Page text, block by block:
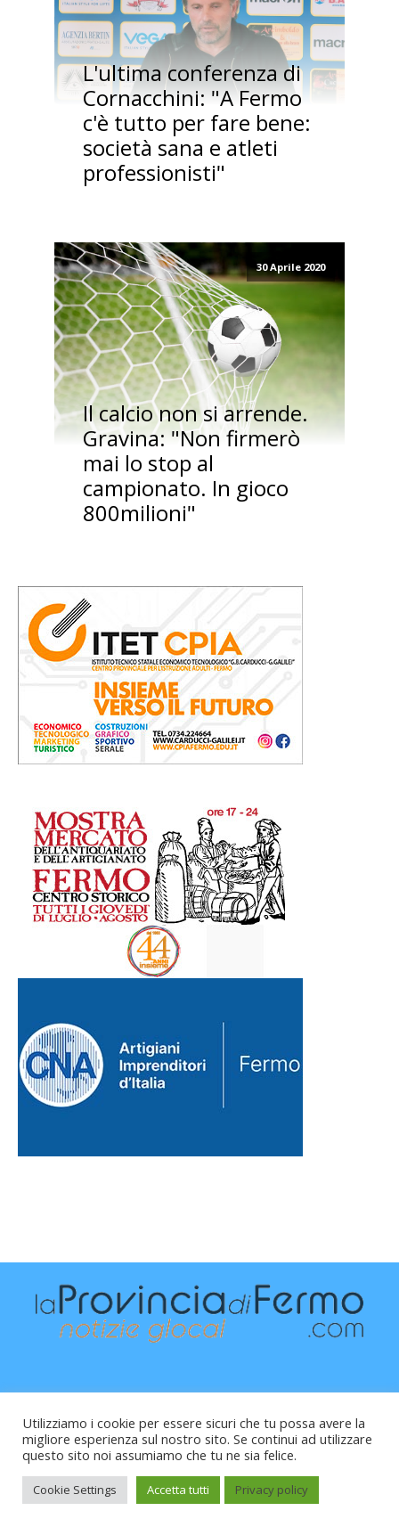
L'ultima conferenza di
Cornacchini: "A Fermo
c'è tutto per fare bene:
società sana e atleti
professionisti"
30 Aprile 2020
Il calcio non si arrende.
Gravina: "Non firmerò
mai lo stop al
campionato. In gioco
800milioni"
Raffaele Vitali - via Leopardi 10 - 61121 Pesaro (PU) -
Cod.Fisc VTLRFL77B02L500Y - Testata giornalistica, aut.
Trib.Fermo n.04/2010 del 05/08/2010
Utilizziamo i cookie per essere sicuri che tu possa avere la
migliore esperienza sul nostro sito. Se continui ad utilizzare
questo sito noi assumiamo che tu ne sia felice.
Cookie Settings Accetta tutti Privacy policy